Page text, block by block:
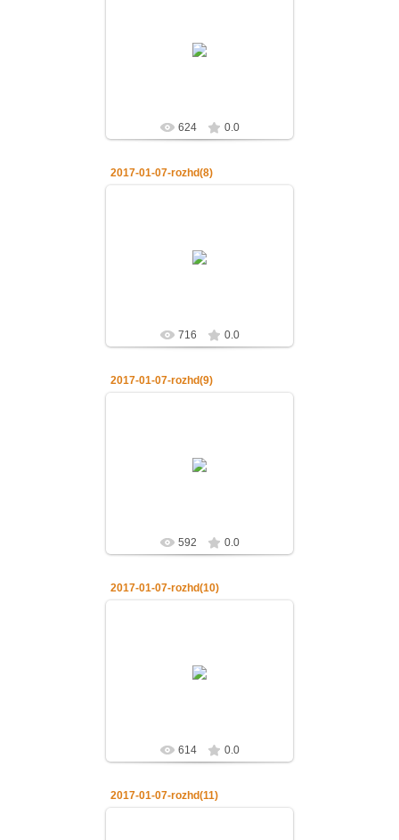
07.01.2017.Рождество Господа
нашего Иисуса Христа
624 0.0
2017-01-07-rozhd(8)
07.01.2017.Рождество Господа
нашего Иисуса Христа
716 0.0
2017-01-07-rozhd(9)
07.01.2017.Рождество Господа
нашего Иисуса Христа
592 0.0
2017-01-07-rozhd(10)
07.01.2017.Рождество Господа
нашего Иисуса Христа
614 0.0
2017-01-07-rozhd(11)